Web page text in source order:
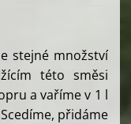
stejné množství
této směsi
a vaříme v 1 l
přidáme